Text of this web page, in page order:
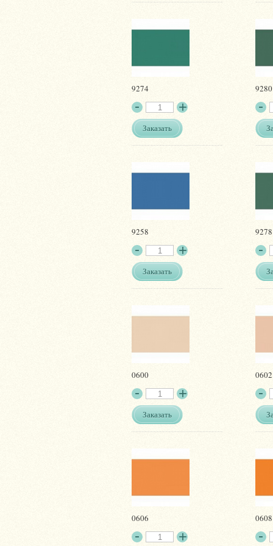
9274
Заказать
9280
9258
Заказать
9278
0600
Заказать
0602
0606 0608